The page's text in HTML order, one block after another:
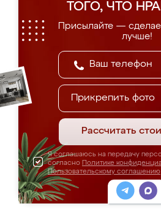
ТОГО, ЧТО
Присылайте —
лучше!
Прикрепить фото
Рассчитать
Я соглашаюсь на передачу
согласно Политике
Пользовательскому соглашению